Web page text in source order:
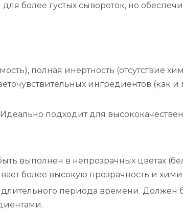
более густых сывороток, но
полная инертность (отсутствие
ингредиентов (как
подходит для
выполнен в непрозрачных цветах
более высокую прозрачность и
периода времени. Должен